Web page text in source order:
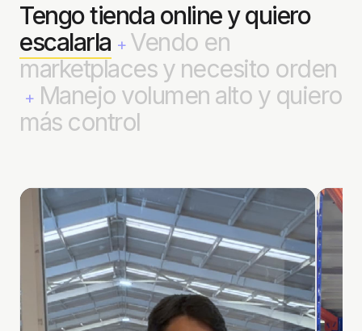
Tengo tienda online y quiero
escalarla + Vendo en
marketplaces y necesito orden
+ Manejo volumen alto y quiero
más control